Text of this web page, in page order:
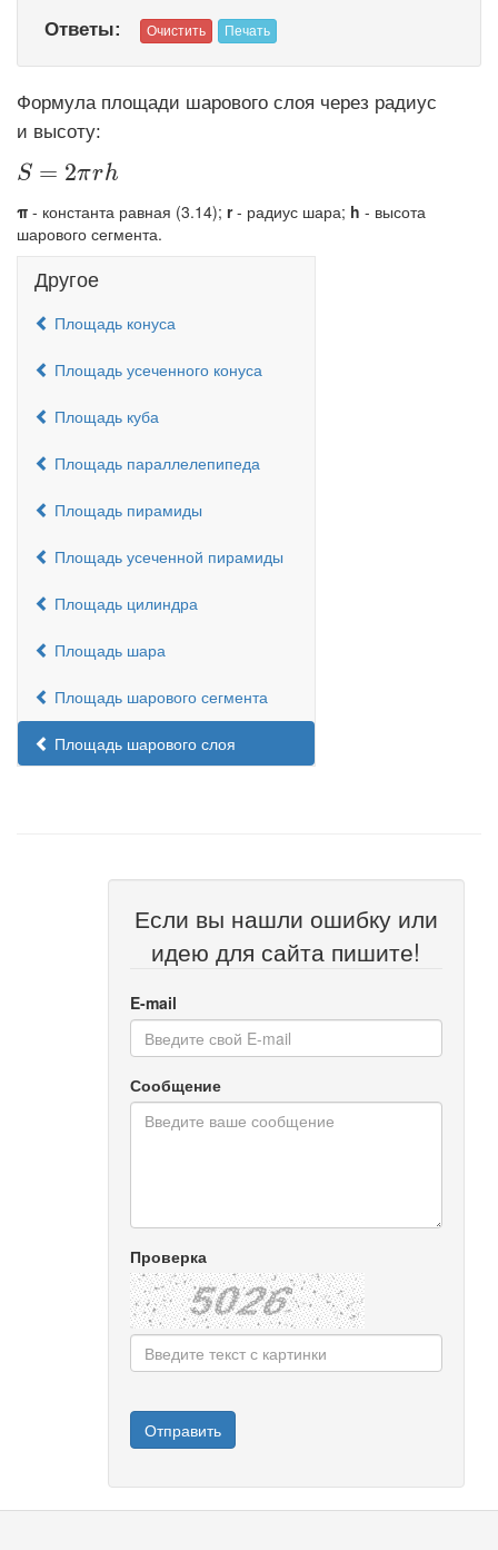
Ответы:
Формула площади шарового слоя через радиус
и высоту:
\displaystyle S=2\pi rh
S = 2πrh
π - константа равная (3.14); r- радиус шара; h - высота
шарового сегмента.
Другое
Площадь конуса
Площадь усеченного конуса
Площадь куба
Площадь параллелепипеда
Площадь пирамиды
Площадь усеченной пирамиды
Площадь цилиндра
Площадь шара
Площадь шарового сегмента
Площадь шарового слоя
Если вы нашли ошибку или
идею для сайта пишите!
E-mail
Сообщение
Проверка